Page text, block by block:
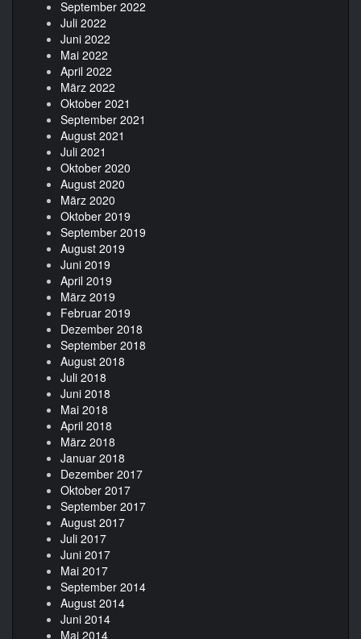
September 2022
Juli 2022
Juni 2022
Mai 2022
April 2022
März 2022
Oktober 2021
September 2021
August 2021
Juli 2021
Oktober 2020
August 2020
März 2020
Oktober 2019
September 2019
August 2019
Juni 2019
April 2019
März 2019
Februar 2019
Dezember 2018
September 2018
August 2018
Juli 2018
Juni 2018
Mai 2018
April 2018
März 2018
Januar 2018
Dezember 2017
Oktober 2017
September 2017
August 2017
Juli 2017
Juni 2017
Mai 2017
September 2014
August 2014
Juni 2014
Mai 2014